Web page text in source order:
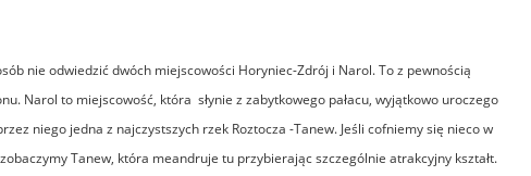
nie odwiedzić dwóch miejscowości Horyniec-Zdrój i Narol. To z pewnością
Narol to miejscowość, która słynie z zabytkowego pałacu, wyjątkowo uroczego
niego jedna z najczystszych rzek Roztocza -Tanew. Jeśli cofniemy się nieco w
Tanew, która meandruje tu przybierając szczególnie atrakcyjny kształt.